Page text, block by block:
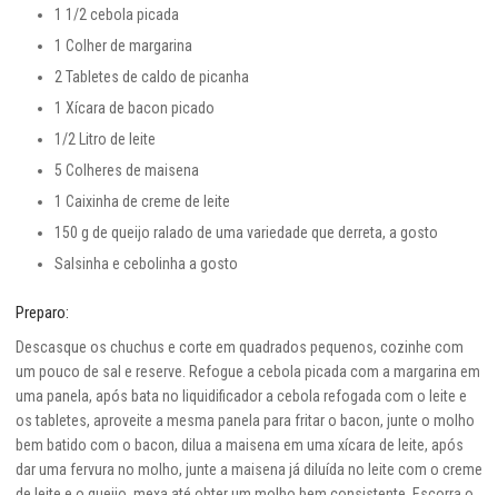
1 1/2 cebola picada
1 Colher de margarina
2 Tabletes de caldo de picanha
1 Xícara de bacon picado
1/2 Litro de leite
5 Colheres de maisena
1 Caixinha de creme de leite
150 g de queijo ralado de uma variedade que derreta, a gosto
Salsinha e cebolinha a gosto
Preparo:
Descasque os chuchus e corte em quadrados pequenos, cozinhe com
um pouco de sal e reserve. Refogue a cebola picada com a margarina em
uma panela, após bata no liquidificador a cebola refogada com o leite e
os tabletes, aproveite a mesma panela para fritar o bacon, junte o molho
bem batido com o bacon, dilua a maisena em uma xícara de leite, após
dar uma fervura no molho, junte a maisena já diluída no leite com o creme